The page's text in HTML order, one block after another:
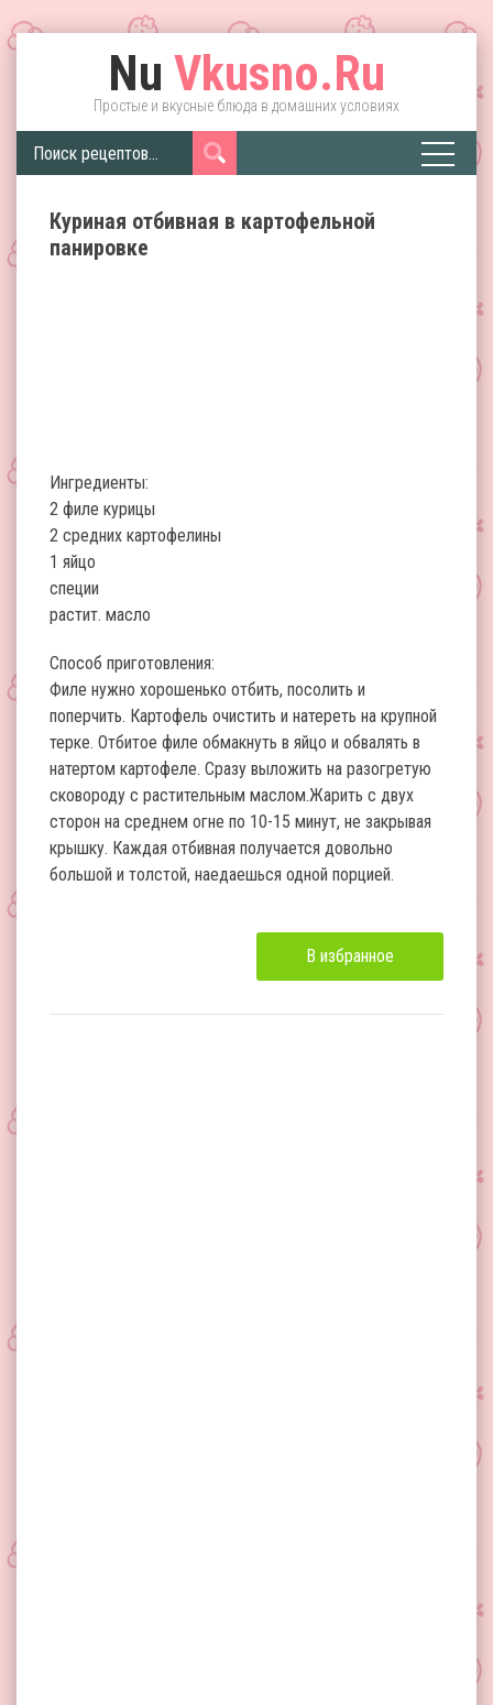
Nu Vkusno.Ru
Простые и вкусные блюда в домашних условиях
Куриная отбивная в картофельной
панировке
Ингредиенты:
2 филе курицы
2 средних картофелины
1 яйцо
специи
растит. масло
Способ приготовления:
Филе нужно хорошенько отбить, посолить и
поперчить. Картофель очистить и натереть на крупной
терке. Отбитое филе обмакнуть в яйцо и обвалять в
натертом картофеле. Сразу выложить на разогретую
сковороду с растительным маслом.Жарить с двух
сторон на среднем огне по 10-15 минут, не закрывая
крышку. Каждая отбивная получается довольно
большой и толстой, наедаешься одной порцией.
В избранное